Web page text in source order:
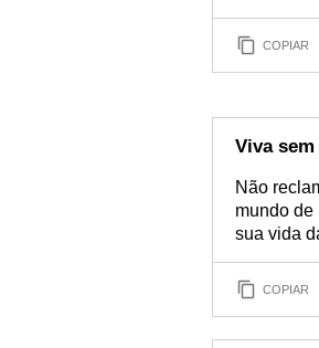
COPIAR
Viva
Não
mundo de
sua vida
COPIAR